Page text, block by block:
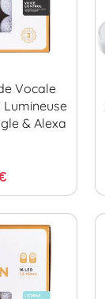
Vocale
Lumineuse
& Alexa